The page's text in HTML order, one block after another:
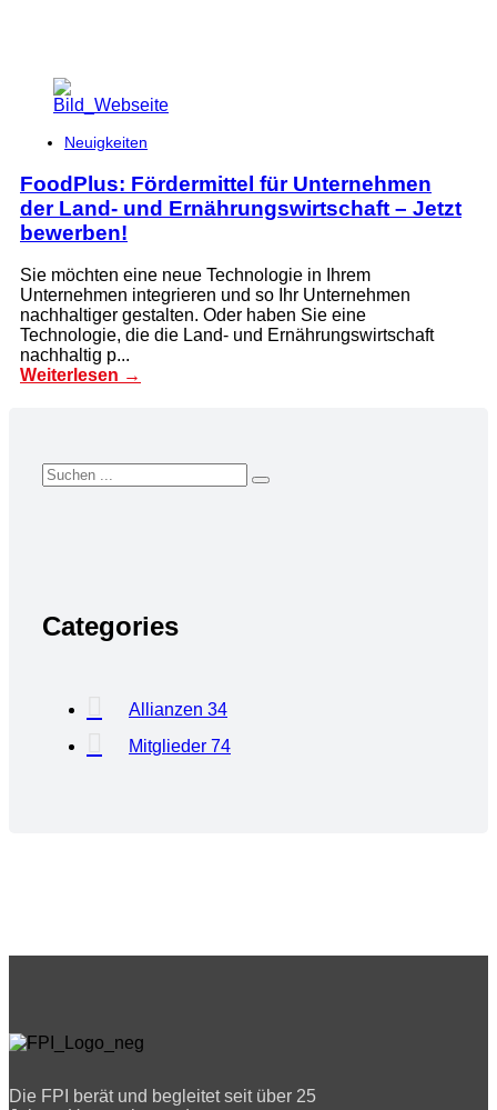
Neuigkeiten
FoodPlus: Fördermittel für Unternehmen
der Land- und Ernährungswirtschaft – Jetzt
bewerben!
Sie möchten eine neue Technologie in Ihrem
Unternehmen integrieren und so Ihr Unternehmen
nachhaltiger gestalten. Oder haben Sie eine
Technologie, die die Land- und Ernährungswirtschaft
nachhaltig p...
Weiterlesen →
Categories
Allianzen 34
Mitglieder 74
Die FPI berät und begleitet seit über 25